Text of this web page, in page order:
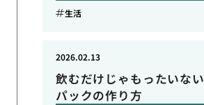
生活
飲むだけじゃもったいな
パックの作り方
2026.02.13